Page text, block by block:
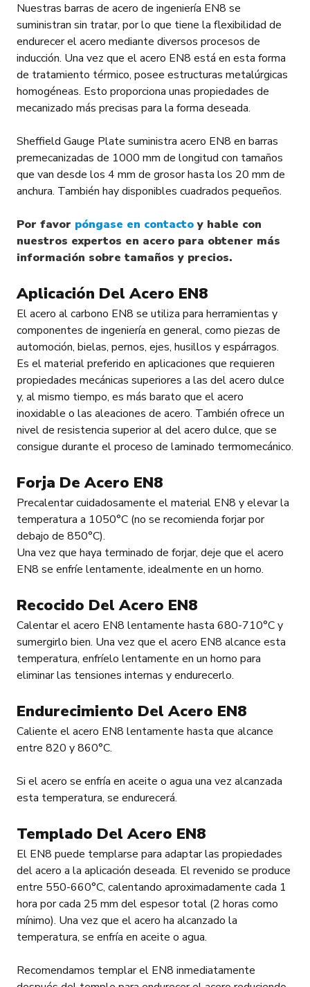
Nuestras barras de acero de ingeniería EN8 se
suministran sin tratar, por lo que tiene la flexibilidad de
endurecer el acero mediante diversos procesos de
inducción. Una vez que el acero EN8 está en esta forma
de tratamiento térmico, posee estructuras metalúrgicas
homogéneas. Esto proporciona unas propiedades de
mecanizado más precisas para la forma deseada.
Sheffield Gauge Plate suministra acero EN8 en barras
premecanizadas de 1000 mm de longitud con tamaños
que van desde los 4 mm de grosor hasta los 20 mm de
anchura. También hay disponibles cuadrados pequeños.
Por favor póngase en contactoy hable con
nuestros expertos en acero para obtener más
información sobre tamaños y precios.
Aplicación Del Acero EN8
El acero al carbono EN8 se utiliza para herramientas y
componentes de ingeniería en general, como piezas de
automoción, bielas, pernos, ejes, husillos y espárragos.
Es el material preferido en aplicaciones que requieren
propiedades mecánicas superiores a las del acero dulce
y, al mismo tiempo, es más barato que el acero
inoxidable o las aleaciones de acero. También ofrece un
nivel de resistencia superior al del acero dulce, que se
consigue durante el proceso de laminado termomecánico.
Forja De Acero EN8
Precalentar cuidadosamente el material EN8 y elevar la
temperatura a 1050°C (no se recomienda forjar por
debajo de 850°C).
Una vez que haya terminado de forjar, deje que el acero
EN8 se enfríe lentamente, idealmente en un horno.
Recocido Del Acero EN8
Calentar el acero EN8 lentamente hasta 680-710°C y
sumergirlo bien. Una vez que el acero EN8 alcance esta
temperatura, enfríelo lentamente en un horno para
eliminar las tensiones internas y endurecerlo.
Endurecimiento Del Acero EN8
Caliente el acero EN8 lentamente hasta que alcance
entre 820 y 860°C.
Si el acero se enfría en aceite o agua una vez alcanzada
esta temperatura, se endurecerá.
Templado Del Acero EN8
El EN8 puede templarse para adaptar las propiedades
del acero a la aplicación deseada. El revenido se produce
entre 550-660°C, calentando aproximadamente cada 1
hora por cada 25 mm del espesor total (2 horas como
mínimo). Una vez que el acero ha alcanzado la
temperatura, se enfría en aceite o agua.
Recomendamos templar el EN8 inmediatamente